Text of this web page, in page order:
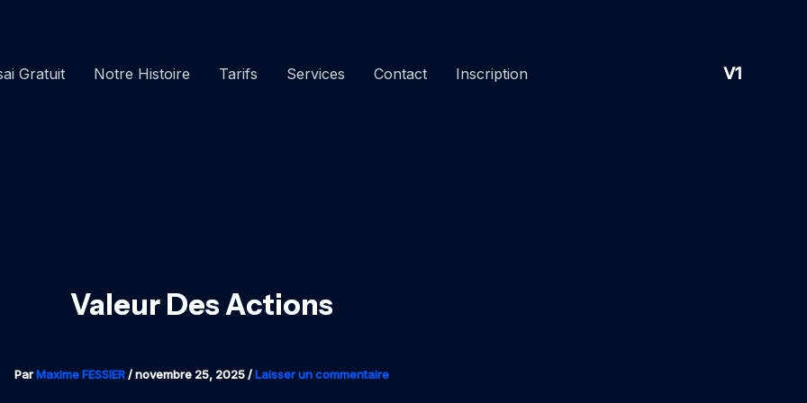
Gratuit Notre Histoire Tarifs Services Contact Inscription V1
Valeur Des Actions
ParMaxime FESSIER/novembre 25, 2025/Laisser un commentaire